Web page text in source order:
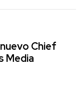
Chief
Media